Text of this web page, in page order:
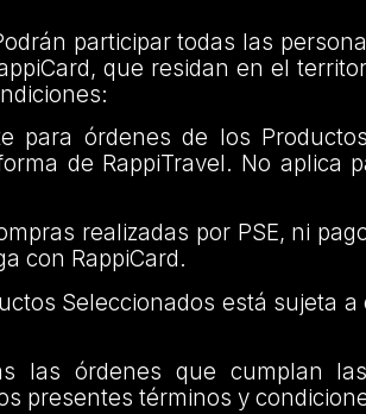
participar todas las
que residan en el
para órdenes de los
de RappiTravel. No aplica
realizadas por PSE, ni
con RappiCard.
Seleccionados está sujeta
las órdenes que cumplan
presentes términos y